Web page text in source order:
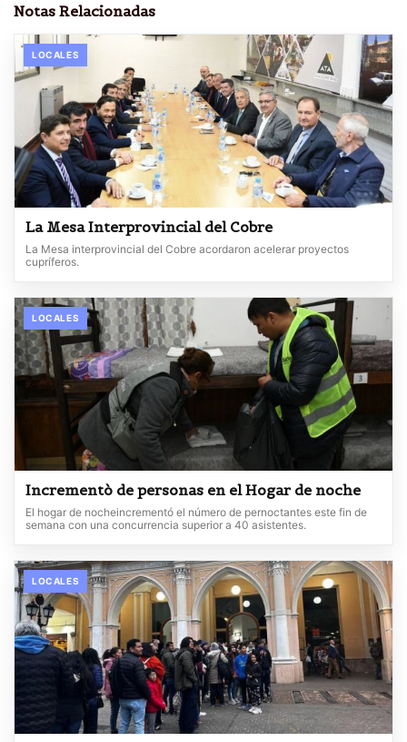
Notas Relacionadas
LOCALES
La Mesa Interprovincial del Cobre
La Mesa interprovincial del Cobre acordaron acelerar proyectos
cupríferos.
LOCALES
Incrementò de personas en el Hogar de noche
El hogar de nocheincrementó el número de pernoctantes este fin de
semana con una concurrencia superior a 40 asistentes.
LOCALES